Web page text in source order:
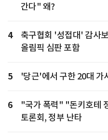
간다" 왜?
4
축구협회 '성접대' 감사
올림픽 심판 포함
5 '당근'에서 구한 20대 가
6
"국가 폭력" "돈키호테
토론회, 정부 난타